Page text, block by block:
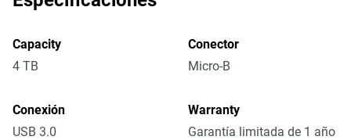
Capacity
4 TB
Conector
Micro-B
Conexión
USB 3.0
Warranty
Garantía limitada de 1 año